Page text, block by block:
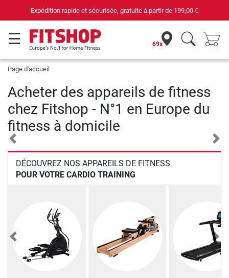
à partir de199,00 € 69 magasins avec
69x
Page d'accueil
Acheter des appareils de fitness
chez Fitshop - N°1 en Europe du
fitness à domicile
Previous
DÉCOUVREZ NOS APPAREILS DE FITNESS
POUR VOTRE CARDIO TRAINING
Previous